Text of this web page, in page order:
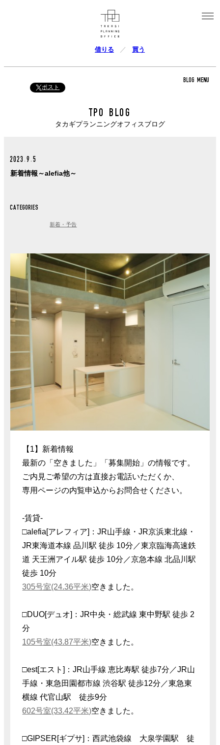
借りる 買う
ポスト
BLOG MENU
TPO BLOG
タカギプランニングオフィスブログ
2023.9.5
新着情報～alefia他～
CATEGORIES
新着・予告
【1】新着情報
最新の「空きました」「募集開始」の情報です。
ご内見ご希望の方は直接お電話いただくか、
専用ページの内覧申込からお問合せください。
-賃貸-
□alefia[アレフィア]：JR山手線・JR京浜東北線・
JR東海道本線 品川駅 徒歩 10分／東京臨海高速鉄
道 天王洲アイル駅 徒歩 10分／京急本線 北品川駅
徒歩 10分
305号室(24.36平米)空きました。
□DUO[デュオ]：JR中央・総武線 東中野駅 徒歩 2
分
105号室(43.87平米)空きました。
□est[エスト]：JR山手線 恵比寿駅 徒歩7分／JR山
手線・東急田園都市線 渋谷駅 徒歩12分／東急東
横線 代官山駅 徒歩9分
602号室(33.42平米)空きました。
□GIPSER[ギプサ]：西武池袋線 大泉学園駅 徒